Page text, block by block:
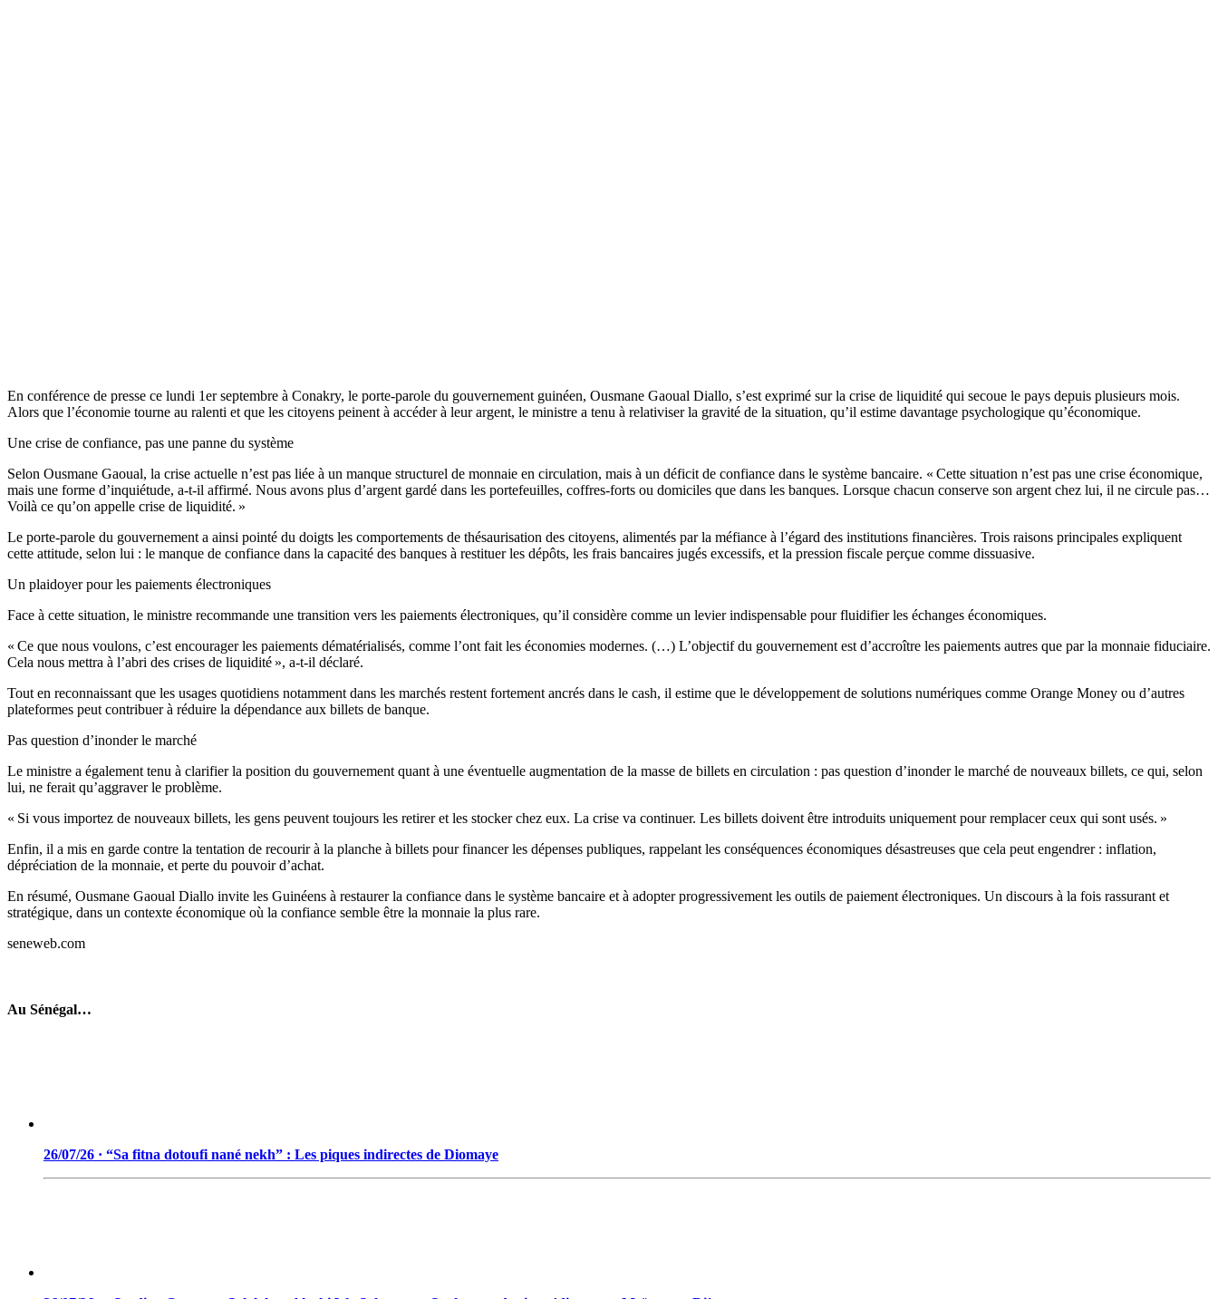
En conférence de presse ce lundi 1er septembre à Conakry, le porte-parole du gouvernement guinéen, Ousmane Gaoual Diallo, s’est exprimé sur la crise de liquidité qui secoue le pays depuis plusieurs mois.
Alors que l’économie tourne au ralenti et que les citoyens peinent à accéder à leur argent, le ministre a tenu à relativiser la gravité de la situation, qu’il estime davantage psychologique qu’économique.
Une crise de confiance, pas une panne du système
Selon Ousmane Gaoual, la crise actuelle n’est pas liée à un manque structurel de monnaie en circulation, mais à un déficit de confiance dans le système bancaire. « Cette situation n’est pas une crise économique,
mais une forme d’inquiétude, a-t-il affirmé. Nous avons plus d’argent gardé dans les portefeuilles, coffres-forts ou domiciles que dans les banques. Lorsque chacun conserve son argent chez lui, il ne circule pas…
Voilà ce qu’on appelle crise de liquidité. »
Le porte-parole du gouvernement a ainsi pointé du doigts les comportements de thésaurisation des citoyens, alimentés par la méfiance à l’égard des institutions financières. Trois raisons principales expliquent
cette attitude, selon lui : le manque de confiance dans la capacité des banques à restituer les dépôts, les frais bancaires jugés excessifs, et la pression fiscale perçue comme dissuasive.
Un plaidoyer pour les paiements électroniques
Face à cette situation, le ministre recommande une transition vers les paiements électroniques, qu’il considère comme un levier indispensable pour fluidifier les échanges économiques.
« Ce que nous voulons, c’est encourager les paiements dématérialisés, comme l’ont fait les économies modernes. (…) L’objectif du gouvernement est d’accroître les paiements autres que par la monnaie fiduciaire.
Cela nous mettra à l’abri des crises de liquidité », a-t-il déclaré.
Tout en reconnaissant que les usages quotidiens notamment dans les marchés restent fortement ancrés dans le cash, il estime que le développement de solutions numériques comme Orange Money ou d’autres
plateformes peut contribuer à réduire la dépendance aux billets de banque.
Pas question d’inonder le marché
Le ministre a également tenu à clarifier la position du gouvernement quant à une éventuelle augmentation de la masse de billets en circulation : pas question d’inonder le marché de nouveaux billets, ce qui, selon
lui, ne ferait qu’aggraver le problème.
« Si vous importez de nouveaux billets, les gens peuvent toujours les retirer et les stocker chez eux. La crise va continuer. Les billets doivent être introduits uniquement pour remplacer ceux qui sont usés. »
Enfin, il a mis en garde contre la tentation de recourir à la planche à billets pour financer les dépenses publiques, rappelant les conséquences économiques désastreuses que cela peut engendrer : inflation,
dépréciation de la monnaie, et perte du pouvoir d’achat.
En résumé, Ousmane Gaoual Diallo invite les Guinéens à restaurer la confiance dans le système bancaire et à adopter progressivement les outils de paiement électroniques. Un discours à la fois rassurant et
stratégique, dans un contexte économique où la confiance semble être la monnaie la plus rare.
seneweb.com
Au Sénégal…
26/07/26 · “Sa fitna dotoufi nané nekh” : Les piques indirectes de Diomaye